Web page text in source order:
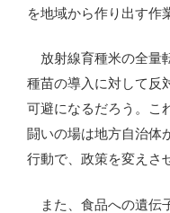
を地域から作り出す作
放射線育種米の全量
種苗の導入に対して反
可避になるだろう。こ
闘いの場は地方自治体
行動で、政策を変えさ
また、食品への遺伝